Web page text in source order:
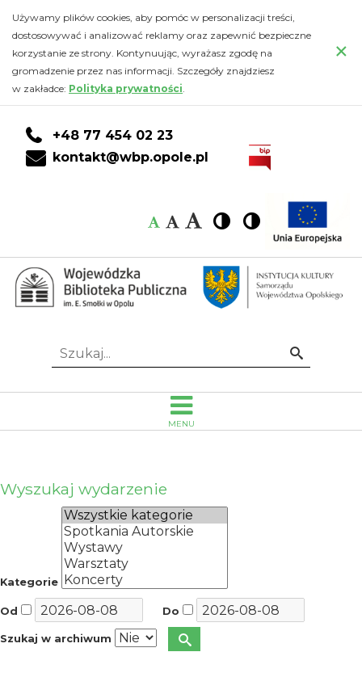
Uroczyste
otwarcie
wystawy
"Rzeczy
WSpaniałe"
Wojewódzka
Biblioteka
Publiczna
Emanuela
Opolu
do
głównej
treści
DO
KONTA
CZYTELNIKA
DO
WYSZUKIWARKI
do
stopki
Używamy plików cookies, aby pomóc w personalizacji treści,
dostosowywać i analizować reklamy oraz zapewnić bezpieczne
korzystanie ze strony. Kontynuując, wyrażasz zgodę na
gromadzenie przez nas informacji. Szczegóły znajdziesz
w zakładce: Polityka prywatności.
×
+48 77 454 02 23
kontakt@wbp.opole.pl
Czcionka:
Czcionka
Czcionka
Czcionka
Wysoki
kontrast
Wysoki
kontrast
Idź
Szukaj...
MENU
Wyszukaj wydarzenie
Kategorie
Od Do
Szukaj w archiwum